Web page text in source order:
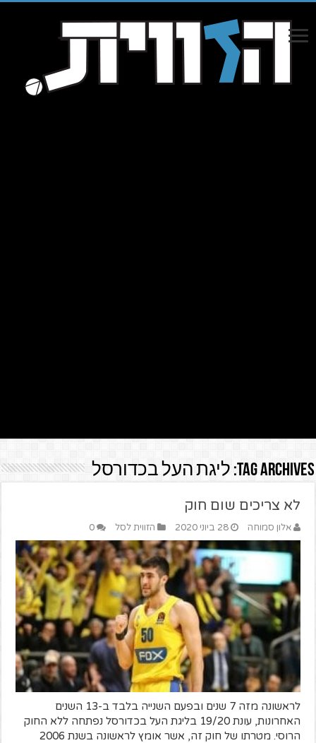
Tag Archives: ליגת העל בכדורסל
לא צריכים שום חוק
אלון סמוחה 28 ביוני 2020 הזווית לסל 0
לראשונה מזה 7 שנים ובפעם השנייה בלבד ב-13 השנים
האחרונות, עונת 19/20 בליגת העל בכדורסל נפתחה ללא החוק
הרוסי. מטרתו של חוק זה, אשר אומץ לראשונה בשנת 2006